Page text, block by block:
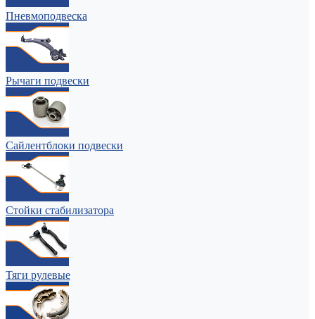
Пневмоподвеска
Рычаги подвески
Сайлентблоки подвески
Стойки стабилизатора
Тяги рулевые